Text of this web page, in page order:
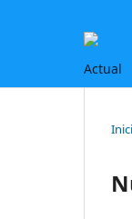
Actual